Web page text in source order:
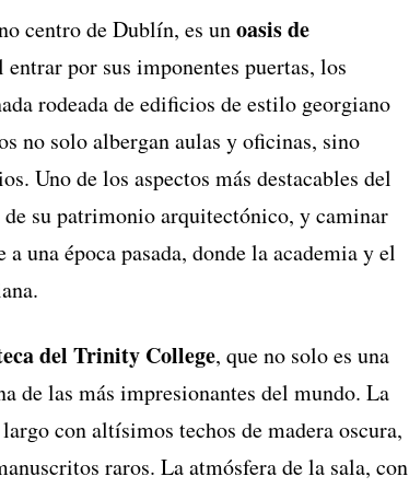
centro de Dublín, es unoasis de
por sus imponentes puertas, los
rodeada de edificios de estilo georgiano
no solo albergan aulas y oficinas, sino
Uno de los aspectos más destacables del
su patrimonio arquitectónico, y caminar
una época pasada, donde la academia y el
del Trinity College, que no solo es una
de las más impresionantes del mundo. La
con altísimos techos de madera oscura,
raros. La atmósfera de la sala, con